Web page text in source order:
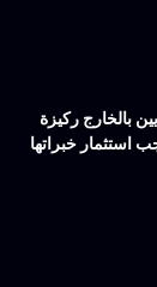
بالخارج ركيزة
استثمار خبراتها